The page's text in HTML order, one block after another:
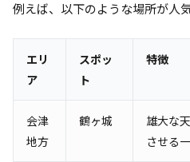
例えば、以下のような場所が人気
エリ
ア
スポッ
ト
特徴
会津
地方
鶴ヶ城
雄大な
させる